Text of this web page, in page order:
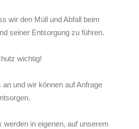
wir den Müll und Abfall beim
seiner Entsorgung zu führen.
wichtig!
und wir können auf Anfrage
werden in eigenen, auf unserem